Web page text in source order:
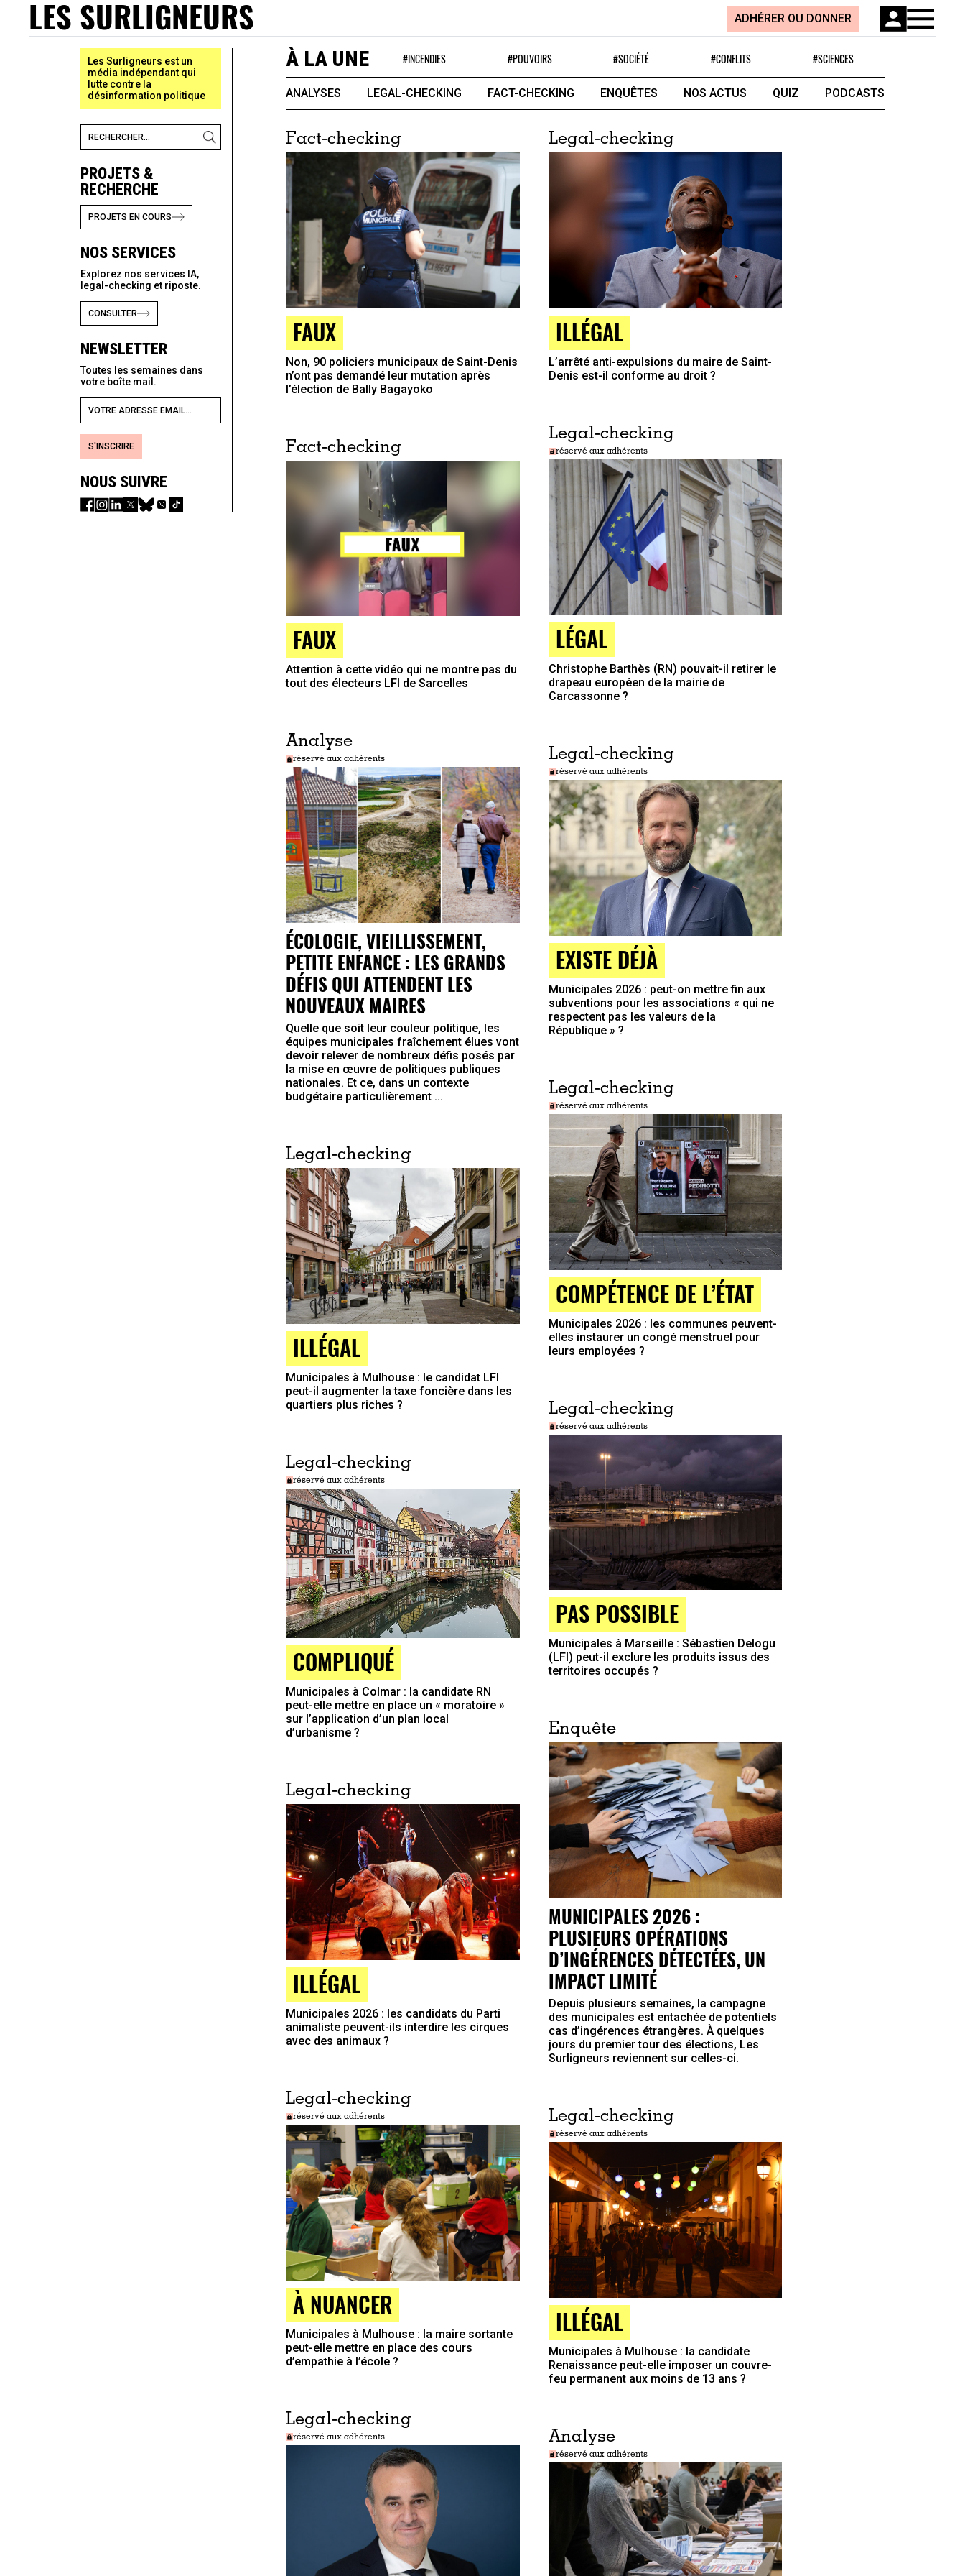
LES SURLIGNEURS ADHÉRER OU DONNER
Les Surligneurs est un
média indépendant qui
lutte contre la
désinformation politique
PROJETS &
RECHERCHE
PROJETS EN COURS
NOS SERVICES
Explorez nos services IA,
legal-checking et riposte.
CONSULTER
NEWSLETTER
Toutes les semaines dans
votre boîte mail.
S'INSCRIRE
NOUS SUIVRE
À LA UNE #INCENDIES #POUVOIRS #SOCIÉTÉ #CONFLITS #SCIENCES
ANALYSES LEGAL-CHECKING FACT-CHECKING ENQUÊTES NOS ACTUS QUIZ PODCASTS
Fact-checking
FAUX
Non, 90 policiers municipaux de Saint-Denis
n’ont pas demandé leur mutation après
l’élection de Bally Bagayoko
Legal-checking
ILLÉGAL
L’arrêté anti-expulsions du maire de Saint-
Denis est-il conforme au droit ?
Legal-checking
réservé aux adhérents
LÉGAL
Christophe Barthès (RN) pouvait-il retirer le
drapeau européen de la mairie de
Carcassonne ?
Fact-checking
FAUX
Attention à cette vidéo qui ne montre pas du
tout des électeurs LFI de Sarcelles
Analyse
réservé aux adhérents
ÉCOLOGIE, VIEILLISSEMENT,
PETITE ENFANCE : LES GRANDS
DÉFIS QUI ATTENDENT LES
NOUVEAUX MAIRES
Quelle que soit leur couleur politique, les
équipes municipales fraîchement élues vont
devoir relever de nombreux défis posés par
la mise en œuvre de politiques publiques
nationales. Et ce, dans un contexte
budgétaire particulièrement ...
Legal-checking
réservé aux adhérents
EXISTE DÉJÀ
Municipales 2026 : peut-on mettre fin aux
subventions pour les associations « qui ne
respectent pas les valeurs de la
République » ?
Legal-checking
réservé aux adhérents
COMPÉTENCE DE L’ÉTAT
Municipales 2026 : les communes peuvent-
elles instaurer un congé menstruel pour
leurs employées ?
Legal-checking
ILLÉGAL
Municipales à Mulhouse : le candidat LFI
peut-il augmenter la taxe foncière dans les
quartiers plus riches ?
Legal-checking
réservé aux adhérents
PAS POSSIBLE
Municipales à Marseille : Sébastien Delogu
(LFI) peut-il exclure les produits issus des
territoires occupés ?
Legal-checking
réservé aux adhérents
COMPLIQUÉ
Municipales à Colmar : la candidate RN
peut-elle mettre en place un « moratoire »
sur l’application d’un plan local
d’urbanisme ?
Enquête
MUNICIPALES 2026 :
PLUSIEURS OPÉRATIONS
D’INGÉRENCES DÉTECTÉES, UN
IMPACT LIMITÉ
Depuis plusieurs semaines, la campagne
des municipales est entachée de potentiels
cas d’ingérences étrangères. À quelques
jours du premier tour des élections, Les
Surligneurs reviennent sur celles-ci.
Legal-checking
ILLÉGAL
Municipales 2026 : les candidats du Parti
animaliste peuvent-ils interdire les cirques
avec des animaux ?
Legal-checking
réservé aux adhérents
À NUANCER
Municipales à Mulhouse : la maire sortante
peut-elle mettre en place des cours
d’empathie à l’école ?
Legal-checking
réservé aux adhérents
ILLÉGAL
Municipales à Mulhouse : la candidate
Renaissance peut-elle imposer un couvre-
feu permanent aux moins de 13 ans ?
Legal-checking
réservé aux adhérents Analyse
réservé aux adhérents